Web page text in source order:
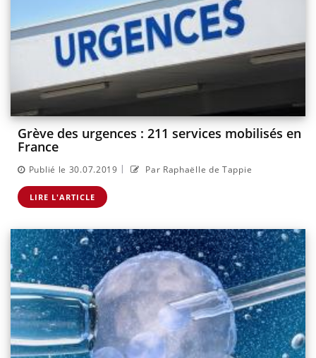
Grève des urgences : 211 services mobilisés en
France
Publié le 30.07.2019 | Par Raphaëlle de Tappie
LIRE L'ARTICLE